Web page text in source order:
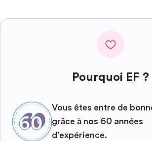
Pourquoi EF ?
Vous êtes entre de
grâce à nos 60 années
d'expérience.